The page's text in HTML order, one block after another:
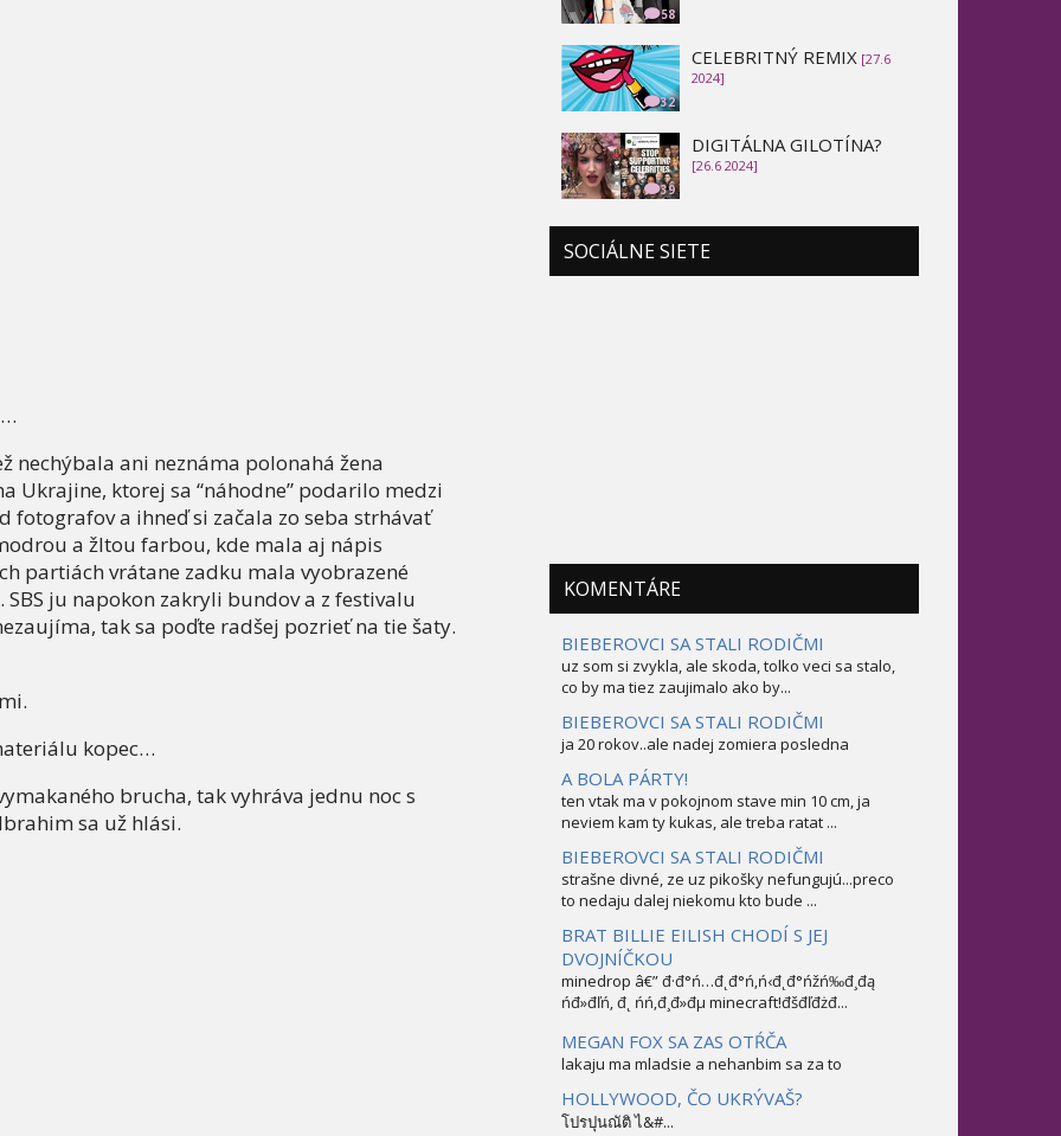
nechýbala ani neznáma polonahá žena
ktorej sa “náhodne” podarilo medzi
fotografov a ihneď si začala zo seba strhávať
a žltou farbou, kde mala aj nápis
partiách vrátane zadku mala vyobrazené
ju napokon zakryli bundov a z festivalu
tak sa poďte radšej pozrieť na tie šaty.
kopec…
brucha, tak vyhráva jednu noc s
sa už hlási.
58
32
CELEBRITNÝ REMIX [27.6
2024]
39
DIGITÁLNA GILOTÍNA?
[26.6 2024]
SOCIÁLNE SIETE
KOMENTÁRE
BIEBEROVCI SA STALI RODIČMI
uz som si zvykla, ale skoda, tolko veci sa stalo,
co by ma tiez zaujimalo ako by...
BIEBEROVCI SA STALI RODIČMI
ja 20 rokov..ale nadej zomiera posledna
A BOLA PÁRTY!
ten vtak ma v pokojnom stave min 10 cm, ja
neviem kam ty kukas, ale treba ratat ...
BIEBEROVCI SA STALI RODIČMI
strašne divné, ze uz pikošky nefungujú...preco
to nedaju dalej niekomu kto bude ...
BRAT BILLIE EILISH CHODÍ S JEJ
DVOJNÍČKOU
minedrop â€” đ·đ°ń…đ˛đ°ń‚ń‹đ˛đ°ńžń‰đ¸đą
ńđ»đľń‚ đ˛ ńń‚đ¸đ»đµ minecraft!đšđľđżđ...
MEGAN FOX SA ZAS OTŔČA
lakaju ma mladsie a nehanbim sa za to
HOLLYWOOD, ČO UKRÝVAŠ?
โปรปุนณัติ ไ&#...